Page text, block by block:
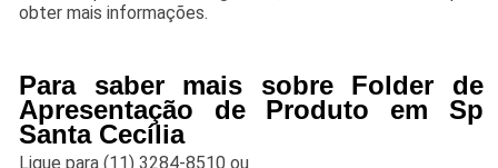
obter mais informações.
Para saber mais sobre Folder de
Apresentação de Produto em Sp
Santa Cecília
Ligue para(11) 3284-8510 ou